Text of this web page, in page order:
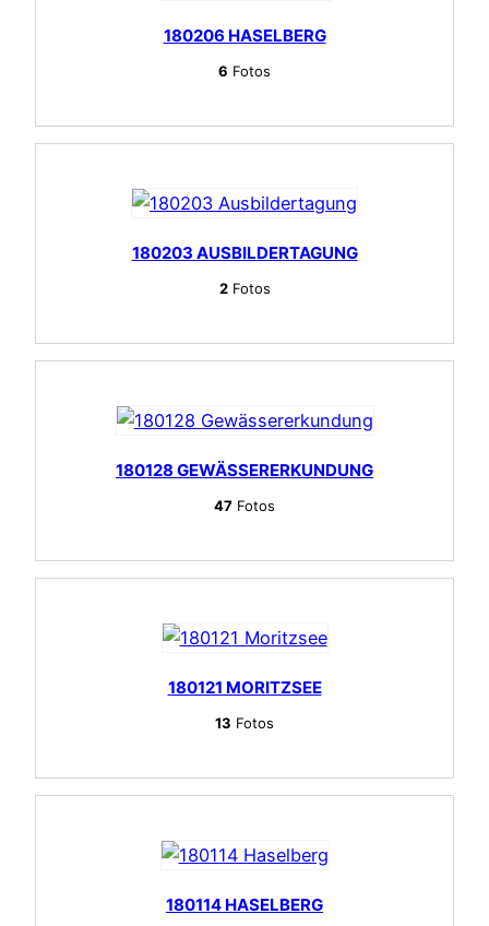
180206 HASELBERG
6 Fotos
180203 AUSBILDERTAGUNG
2Fotos
180128 GEWÄSSERERKUNDUNG
47 Fotos
180121 MORITZSEE
13 Fotos
180114 HASELBERG